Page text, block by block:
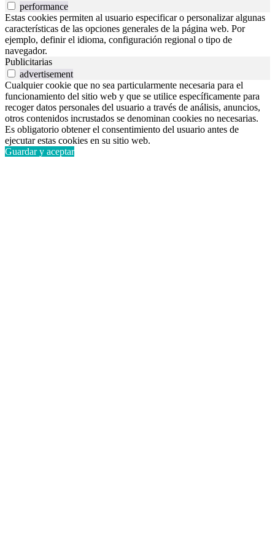
performance
Estas cookies permiten al usuario especificar o personalizar algunas
características de las opciones generales de la página web. Por
ejemplo, definir el idioma, configuración regional o tipo de
navegador.
Publicitarias
advertisement
Cualquier cookie que no sea particularmente necesaria para el
funcionamiento del sitio web y que se utilice específicamente para
recoger datos personales del usuario a través de análisis, anuncios,
otros contenidos incrustados se denominan cookies no necesarias.
Es obligatorio obtener el consentimiento del usuario antes de
ejecutar estas cookies en su sitio web.
Guardar y aceptar